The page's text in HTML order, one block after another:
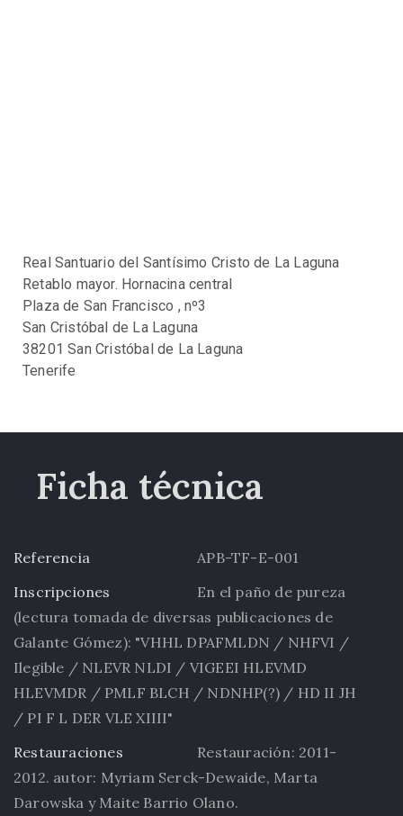
Real Santuario del Santísimo Cristo de La Laguna
Retablo mayor. Hornacina central
Plaza de San Francisco , nº3
San Cristóbal de La Laguna
38201 San Cristóbal de La Laguna
Tenerife
Ficha técnica
Referencia
APB-TF-E-001
Inscripciones
En el paño de pureza
(lectura tomada de diversas publicaciones de
Galante Gómez): "VHHL DPAFMLDN / NHFVI /
Ilegible / NLEVR NLDI / VIGEEI HLEVMD
HLEVMDR / PMLF BLCH / NDNHP(?) / HD II JH
/ PI F L DER VLE XIIII"
Restauraciones
Restauración: 2011-
2012. autor: Myriam Serck-Dewaide, Marta
Darowska y Maite Barrio Olano.